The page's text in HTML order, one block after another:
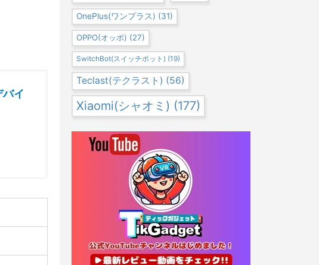
イ
OnePlus(ワンプラス) (31)
OPPO(オッポ) (27)
SwitchBot(スイッチボット) (19)
Teclast(テクラスト) (56)
Xiaomi(シャオミ) (177)